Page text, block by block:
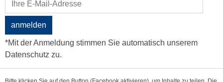
anmelden
*Mit der Anmeldung stimmen Sie automatisch unserem
Datenschutz zu.